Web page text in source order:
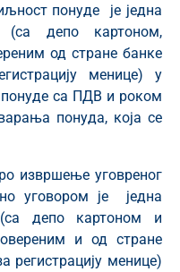
понуде је једна
(са депо картоном,
од стране банке
менице) у
са ПДВ и роком
понуда, која се
извршење уговреног
уговором је једна
депо картоном и
и од стране
регистрацију менице)